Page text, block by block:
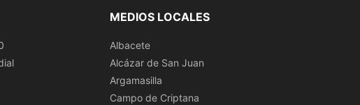
MEDIOS LOCALES
Albacete
Alcázar de San Juan
Argamasilla
Campo de Criptana